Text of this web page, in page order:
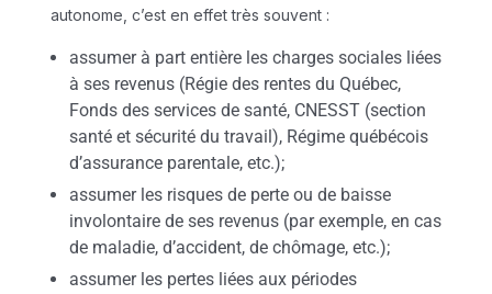
autonome, c’est en effet très souvent :
assumer à part entière les charges sociales liées
à ses revenus (Régie des rentes du Québec,
Fonds des services de santé, CNESST (section
santé et sécurité du travail), Régime québécois
d’assurance parentale, etc.);
assumer les risques de perte ou de baisse
involontaire de ses revenus (par exemple, en cas
de maladie, d’accident, de chômage, etc.);
assumer les pertes liées aux périodes